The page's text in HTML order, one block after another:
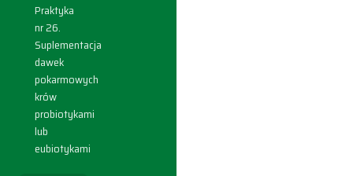
Praktyka
nr 26.
Suplementacja
dawek
pokarmowych
krów
probiotykami
lub
eubiotykami